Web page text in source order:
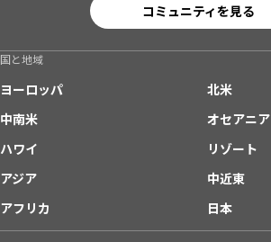
コミュニティを見る
国と地域
ヨーロッパ
北米
中南米
オセアニア
ハワイ
リゾート
アジア
中近東
アフリカ
日本